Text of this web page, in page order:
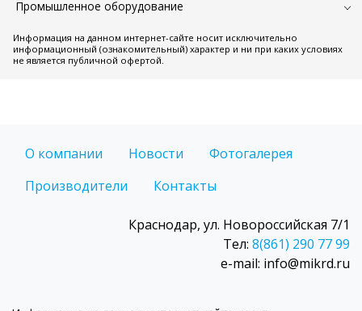
Промышленное оборудование
Информация на данном интернет-сайте носит исключительно
информационный (ознакомительный) характер и ни при каких условиях
не является публичной офертой.
О компании Новости
Фотогалерея
Производители
Контакты
Краснодар, ул. Новороссийская 7/1
Тел: 8(861) 290 77 99
e-mail: info@mikrd.ru